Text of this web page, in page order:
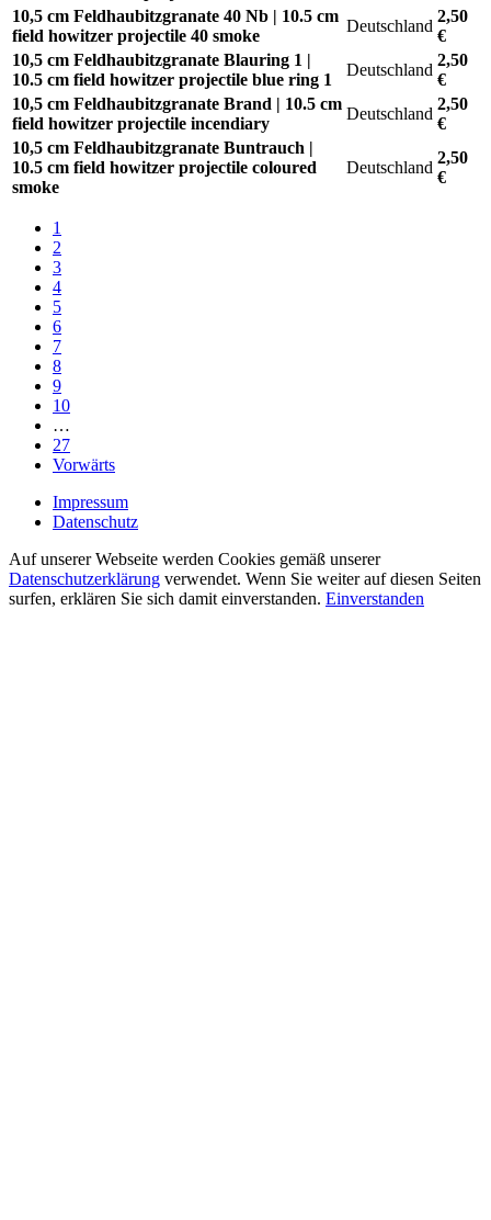
10,5 cm Feldhaubitzgranate 40 Nb | 10.5 cm
field howitzer projectile 40 smoke
Deutschland
2,50
€
10,5 cm Feldhaubitzgranate Blauring 1 |
10.5 cm field howitzer projectile blue ring 1
Deutschland
2,50
€
10,5 cm Feldhaubitzgranate Brand | 10.5 cm
field howitzer projectile incendiary
Deutschland
2,50
€
10,5 cm Feldhaubitzgranate Buntrauch |
10.5 cm field howitzer projectile coloured
smoke
Deutschland
2,50
€
1
2
3
4
5
6
7
8
9
10
…
27
Vorwärts
Impressum
Datenschutz
Auf unserer Webseite werden Cookies gemäß unserer
Datenschutzerklärung verwendet. Wenn Sie weiter auf diesen Seiten
surfen, erklären Sie sich damit einverstanden. Einverstanden